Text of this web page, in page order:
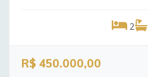
2
R$ 450.000,00